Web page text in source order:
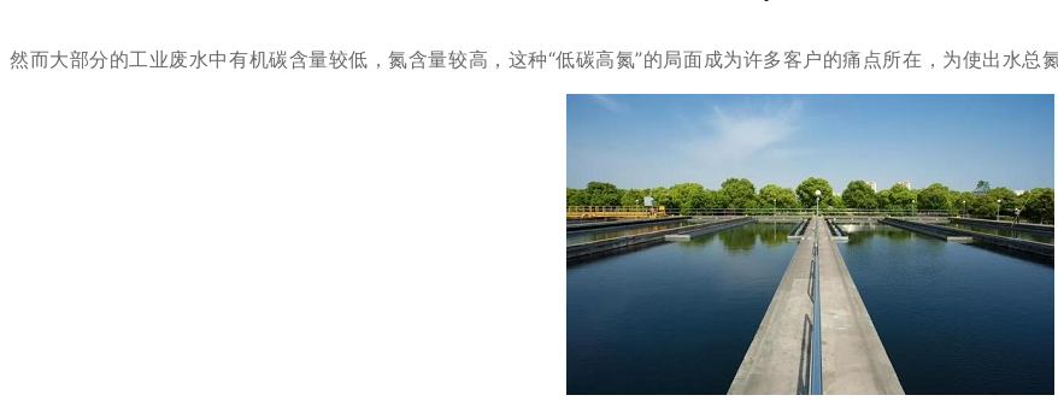
然而大部分的工业废水中有机碳含量较低，氮含量较高，这种“低碳高氮”的局面成为许多客户的痛点所在，为使出水总